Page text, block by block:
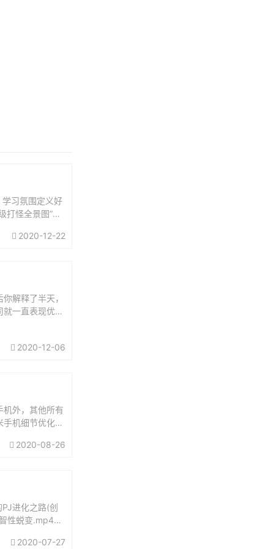
习氛围定义好
打怪全景图”就
2020-12-22
解释了半天，
就一直表现优
2020-12-06
机外，其他所有
机细节优化不
2020-08-26
进化之路(创
性蜕变.mp44.
2020-07-27